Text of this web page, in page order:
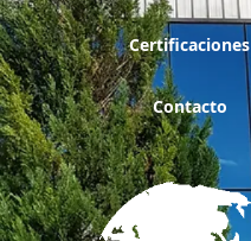
Certificaciones
Contacto